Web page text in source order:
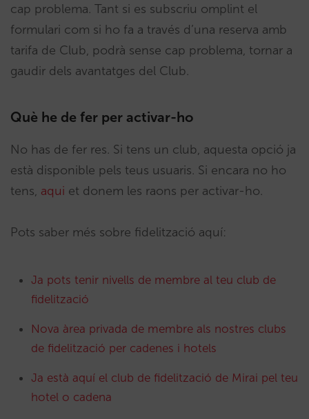
cap problema. Tant si es subscriu omplint el
formulari com si ho fa a través d’una reserva amb
tarifa de Club, podrà sense cap problema, tornar a
gaudir dels avantatges del Club.
Què he de fer per activar-ho
No has de fer res. Si tens un club, aquesta opció ja
està disponible pels teus usuaris. Si encara no ho
tens, aqui et donem les raons per activar-ho.
Pots saber més sobre fidelització aquí:
Ja pots tenir nivells de membre al teu club de
fidelització
Nova àrea privada de membre als nostres clubs
de fidelització per cadenes i hotels
Ja està aquí el club de fidelització de Mirai pel teu
hotel o cadena